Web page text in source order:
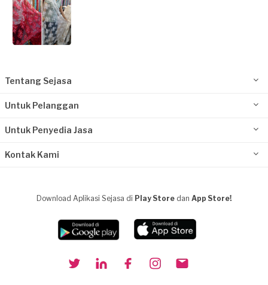
Tentang Sejasa
Untuk Pelanggan
Untuk Penyedia Jasa
Kontak Kami
Download Aplikasi Sejasa di Play Store dan App Store!